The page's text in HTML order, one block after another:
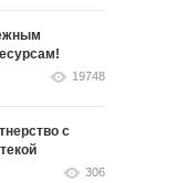
19748
с
306